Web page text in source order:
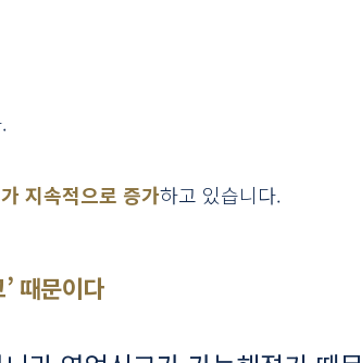
지속적으로 증가하고 있습니다.
때문이다